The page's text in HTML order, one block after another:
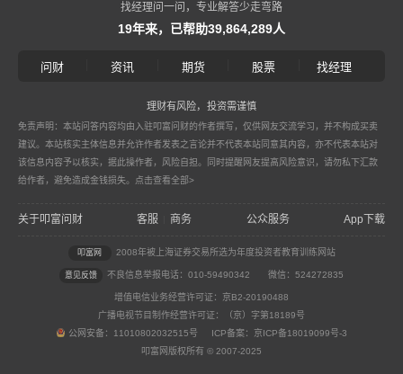
找经理问一问，专业解答少走弯路
19年来，已帮助39,864,289人
问财 资讯 期货 股票 找经理
理财有风险，投资需谨慎
免责声明：本站问答内容均由入驻叩富问财的作者撰写，仅供网友交流学习，并不构成买卖
建议。本站核实主体信息并允许作者发表之言论并不代表本站同意其内容，亦不代表本站对
该信息内容予以核实，据此操作者，风险自担。同时提醒网友提高风险意识，请勿私下汇款
给作者，避免造成金钱损失。 点击查看全部>
关于叩富问财 客服 商务 公众服务 App下载
叩富网 2008年被上海证券交易所选为年度投资者教育训练网站
意见反馈 不良信息举报电话：010-59490342 微信：524272835
增值电信业务经营许可证：京B2-20190488
广播电视节目制作经营许可证：（京）字第18189号
公网安备：11010802032515号 ICP备案：京ICP备18019099号-3
叩富网版权所有 © 2007-2025